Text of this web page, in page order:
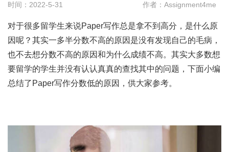
时间：2022-5-31 作者：Assignment4me
对于很多留学生来说Paper写作总是拿不到高分，是什么原
因呢？其实一多半分数不高的原因是没有发现自己的毛病，
也不去想分数不高的原因和为什么成绩不高。其实大多数想
要留学的学生并没有认认真真的查找其中的问题，下面小编
总结了Paper写作分数低的原因，供大家参考。